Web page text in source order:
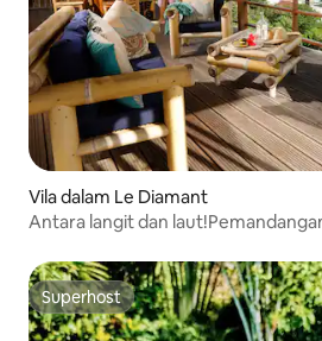
Vila dalam Le Diamant
Antara langit dan
Superhost
Superhost